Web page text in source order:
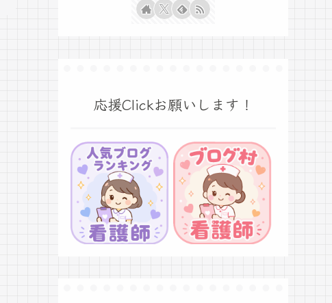
応援Clickお願いします！